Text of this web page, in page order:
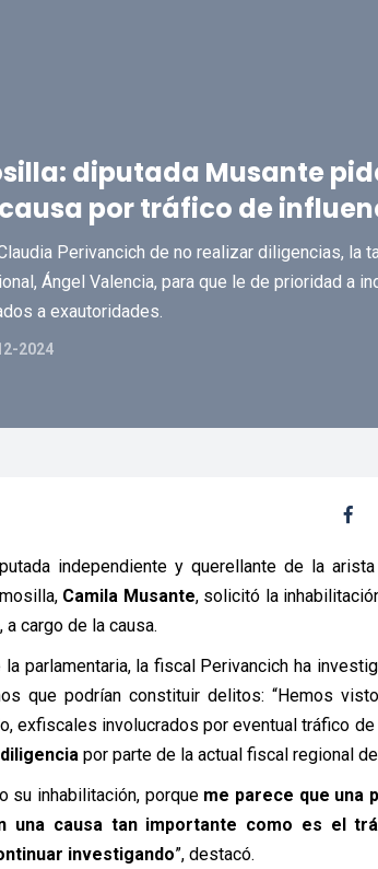
diputada Musante
por tráfico de
Perivancich de no realizar diligencias, la
Ángel Valencia, para que le de prioridad a
a exautoridades.
2024
independiente y querellante de la
Camila Musante, solicitó la
, a cargo de la causa.
parlamentaria, la fiscal Perivancich ha
que podrían constituir delitos: “Hemos
exfiscales involucrados por eventual tráfico
por parte de la actual fiscal regional
su inhabilitación, porque me parece que una
una causa tan importante como es el
investigando”, destacó.